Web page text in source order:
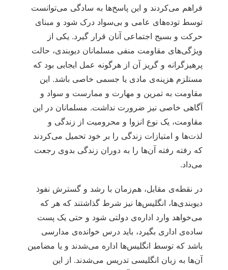
فراهم می‌کردند و این پاسخ‌ها به سادگی می‌توانست
توسط توده‌های عامی و بی‌سواد درک شود و مبنای
حرکت و بسیج اجتماعی آنان قرار گیرد. یکی از
ویژگی‌های مقاومت منفی مسلمانان دیوبندی، حالت
پرهیزگرانه و گریز آن از هرگونه عمل ایجابی بود که
مستلزم هزینه‌ی مادی یا جسمی خاصی باشد. این
مقاومت به تمرین و مهارت و ممارست و سواد و
آگاهی خاصی نیز ضرورت نداشت. مسلمانان در این
مقاومت، یک نوع انزوا و محرومیت از زندگی و
لذت‌ها و امتیازات زندگی را بر خود تحمیل می‌کردند
که رفته رفته آن‌ها را به دوران زندگی بدوی رجعت
می‌داد.
در نقطه‌ی مقابل، هم‌زمان با رشد و گسترش نفوذ
دیوبندی‌ها، انگلیس‌ها نیز شرط گذاشتند که هر که
می‌خواهد وارد اداره‌ی دولتی شود و حتی یک پست
ساده‌ی اداری بگیرد، باید درس خوانده‌ی مدارسی
باشد که توسط انگلیس‌ها اداره می‌شدند و یا مضامین
آن‌ها به زبان انگلیسی تدریس می‌شدند. از این